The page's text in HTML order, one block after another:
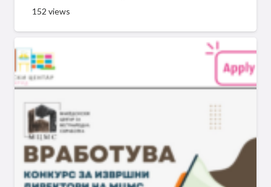
152 views